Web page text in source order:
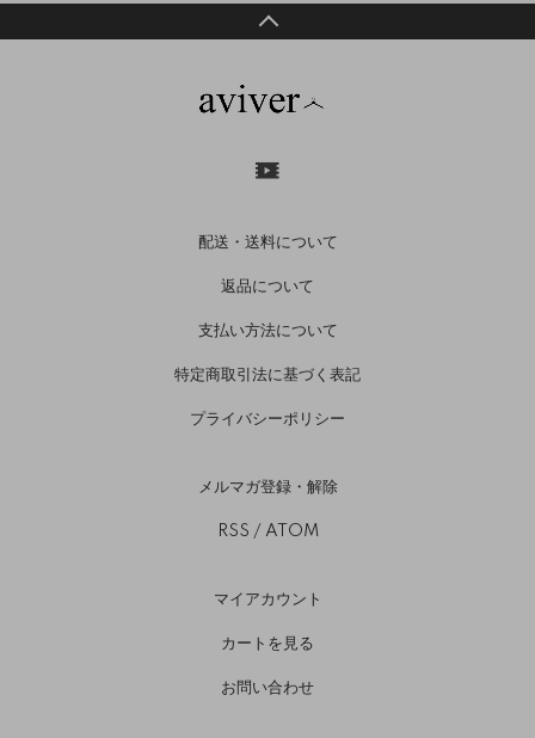
配送・送料について
返品について
支払い方法について
特定商取引法に基づく表記
プライバシーポリシー
メルマガ登録・解除
RSS / ATOM
マイアカウント
カートを見る
お問い合わせ